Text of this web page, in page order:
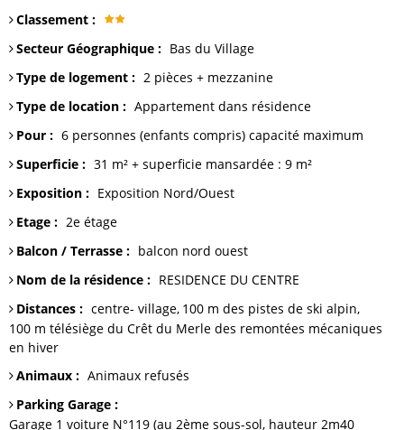
Classement :
Secteur Géographique : Bas du Village
Type de logement : 2 pièces + mezzanine
Type de location : Appartement dans résidence
Pour : 6 personnes (enfants compris) capacité maximum
Superficie : 31 m² + superficie mansardée : 9 m²
Exposition : Exposition Nord/Ouest
Etage : 2e étage
Balcon / Terrasse : balcon nord ouest
Nom de la résidence : RESIDENCE DU CENTRE
Distances : centre- village 100 m des pistes de ski alpin
100 m télésiège du Crêt du Merle des remontées mécaniques
en hiver
Animaux : Animaux refusés
Parking Garage :
Garage 1 voiture N°119 (au 2ème sous-sol, hauteur 2m40